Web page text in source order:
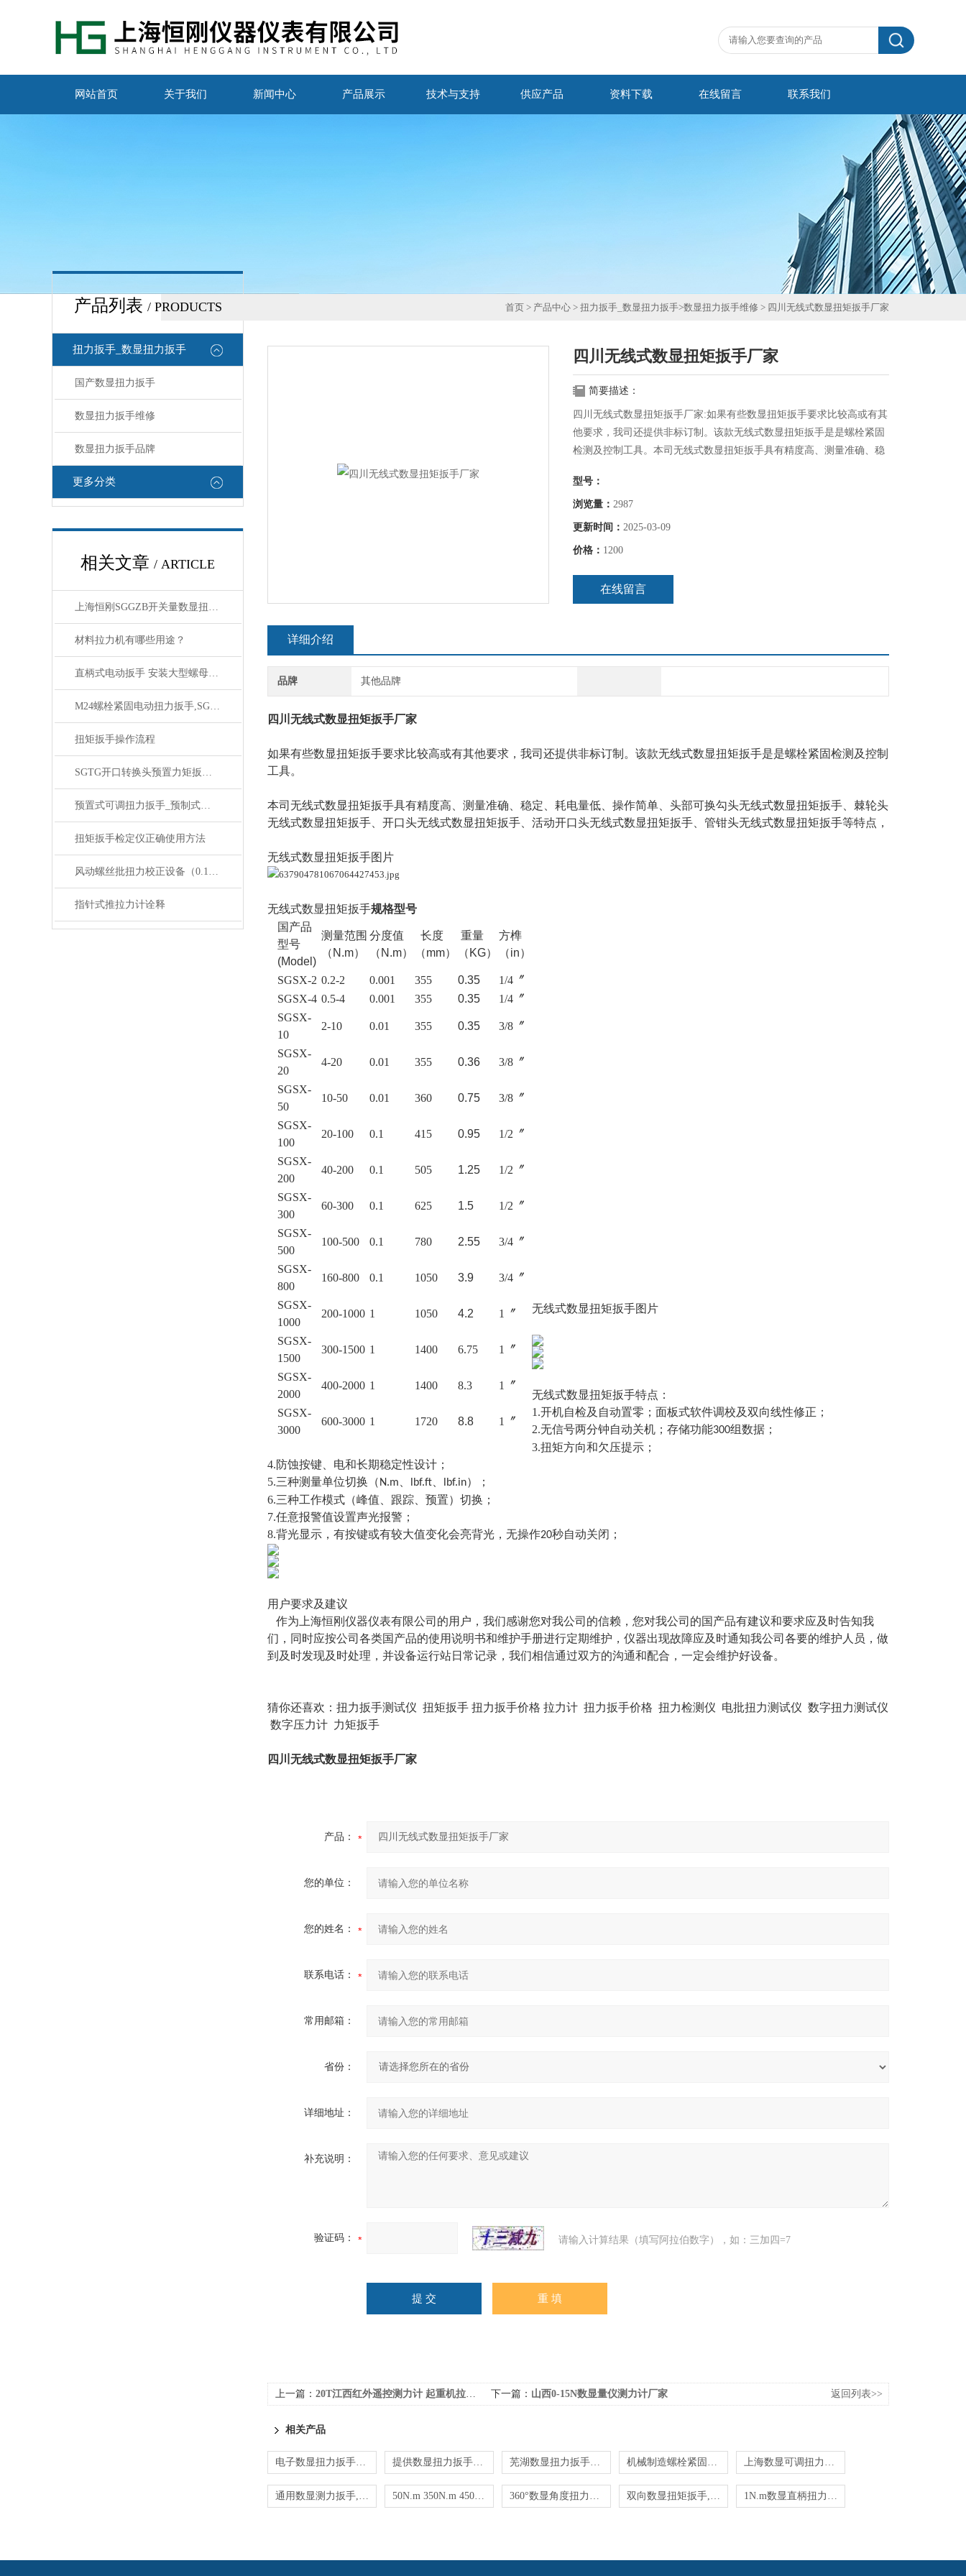
网站首页 关于我们 新闻中心 产品展示 技术与支持 供应产品 资料下载 在线留言 联系我们
产品列表 / PRODUCTS
扭力扳手_数显扭力扳手
国产数显扭力扳手
数显扭力扳手维修
数显扭力扳手品牌
更多分类
相关文章 / ARTICLE
上海恒刚SGGZB开关量数显扭力扳手维修保养全攻略
材料拉力机有哪些用途？
直柄式电动扳手 安装大型螺母直柄电动扭矩扳手 电动定扭力扳手
M24螺栓紧固电动扭力扳手,SGDD定扭力电动扳手价格
扭矩扳手操作流程
SGTG开口转换头预置力矩扳手,预置式力矩组装扳手开口转换头
预置式可调扭力扳手_预制式扭矩扳手_刻度显示力矩扳手价格
扭矩扳手检定仪正确使用方法
风动螺丝批扭力校正设备（0.1-200N.m数显扭矩测试仪规格）
指针式推拉力计诠释
首页 > 产品中心 > 扭力扳手_数显扭力扳手>数显扭力扳手维修 > 四川无线式数显扭矩扳手厂家
四川无线式数显扭矩扳手厂家
简要描述：
四川无线式数显扭矩扳手厂家:如果有些数显扭矩扳手要求比较高或有其
他要求，我司还提供非标订制。该款无线式数显扭矩扳手是是螺栓紧固
检测及控制工具。本司无线式数显扭矩扳手具有精度高、测量准确、稳
无线式数显扭矩扳手、开口头无线式数显扭矩扳手、活动开口头无线式
数显扭矩扳手、管钳头无线式数显扭矩扳手等特点，
型号：
浏览量： 2987
更新时间： 2025-03-09
价格： 1200
在线留言
详细介绍
品牌 其他品牌
四川无线式数显扭矩扳手厂家
如果有些数显扭矩扳手要求比较高或有其他要求，我司还提供非标订制。 该款无线式数显扭矩扳手是是螺栓紧固检测及控制
工具。
本司无线式数显扭矩扳手具有精度高、测量准确、稳定、耗电量低、操作简单、 头部可换勾头无线式数显扭矩扳手、 棘轮头
无线式数显扭矩扳手、开口头无线式数显扭矩扳手、活动开口头无线式数显扭矩扳手、管钳头无线式数显扭矩扳手等特点，
无线式数显扭矩扳手图片
无线式数显扭矩扳手规格型号
国产品
型号
(Model)
测量范围
（N.m）
分度值
（N.m）
长度
（mm）
重量
（KG）
方榫
（in）
SGSX-2 0.2-2 0.001 355 0.35
1/4〞
SGSX-4 0.5-4 0.001 355 0.35
1/4〞
SGSX-
10
2-10 0.01 355 0.35 3/8〞
SGSX-
20
4-20 0.01 355 0.36 3/8〞
SGSX-
50
10-50 0.01 360 0.75 3/8〞
SGSX-
100
20-100 0.1 415 0.95 1/2〞
SGSX-
200
40-200 0.1 505 1.25 1/2〞
SGSX-
300
60-300 0.1 625 1.5 1/2〞
SGSX-
500
100-500 0.1 780 2.55 3/4〞
SGSX-
800
160-800 0.1 1050 3.9 3/4〞
SGSX-
1000
200-1000 1 1050 4.2 1〞
SGSX-
1500
300-1500 1 1400 6.75 1〞
SGSX-
2000
400-2000 1 1400 8.3 1〞
SGSX-
3000
600-3000 1 1720 8.8 1〞
无线式数显扭矩扳手图片
无线式数显扭矩扳手特点：
1.开机自检及自动置零；面板式软件调校及双向线性修正；
2.无信号两分钟自动关机；存储功能300组数据；
3.扭矩方向和欠压提示；
4.防蚀按键、电和长期稳定性设计；
5.三种测量单位切换（ N.m lbf.ft lbf.in）；
6.三种工作模式（峰值、跟踪、预置）切换；
7.任意报警值设置声光报警；
8.背光显示，有按键或有较大值变化会亮背光，无操作20秒自动关闭；
用户要求及建议
作为上海恒刚仪器仪表有限公司的用户，我们感谢您对我公司的信赖，您对我公司的国产品有建议和要求应及时告知我
们，同时应按公司各类国产品的使用说明书和维护手册进行定期维护，仪器出现故障应及时通知我公司各要的维护人员，做
到及时发现及时处理，并设备运行站日常记录，我们相信通过双方的沟通和配合，一定会维护好设备。
猜你还喜欢： 扭力扳手测试仪 扭矩扳手 扭力扳手价格 拉力计 扭力扳手价格 扭力检测仪 电批扭力测试仪 数字扭力测试仪
数字压力计 力矩扳手
四川无线式数显扭矩扳手厂家
产品：
您的单位：
您的姓名：
联系电话：
常用邮箱：
省份：
详细地址：
补充说明：
验证码： 请输入计算结果（填写阿拉伯数字），如：三加四=7
上一篇： 20T江西红外遥控测力计 起重机拉力计 下一篇： 山西0-15N数显量仪测力计厂家 返回列表>>
相关产品
电子数显扭力扳手维修 提供数显扭力扳手维修方法_数字扭矩扳手 芜湖数显扭力扳手维修 机械制造螺栓紧固​用可连电脑数显扭力扳手 上海数显可调扭力扳手,扭力可调数显扳手
通用数显测力扳手,通用测力的数显扳手价钱 50N.m 350N.m 450N.m输出式数显扭力扳手 360°数显角度扭力扳手,数显扭力角度板子 双向数显扭矩扳手,扭矩双向测量扭力扳手 1N.m数显直柄扭力扳手,直柄数显公斤扳手